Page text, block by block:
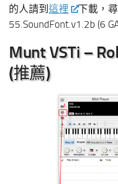
的人請到 這裡
下載，
55.SoundFont.v1.2b (6
Munt VSTi –
(推薦)